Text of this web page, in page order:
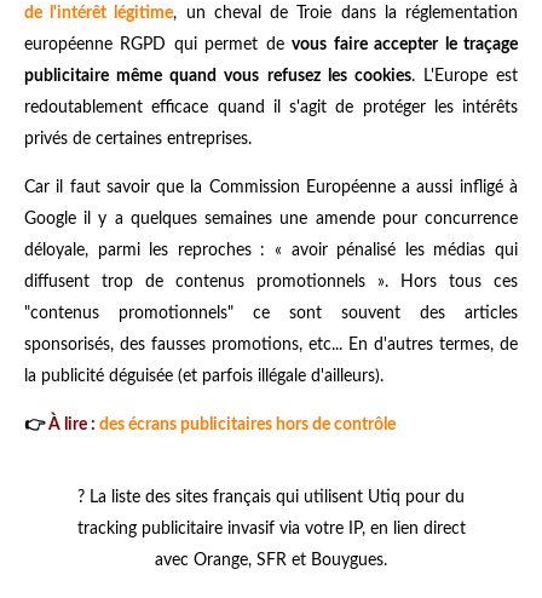
de l'intérêt légitime, un cheval de Troie dans la réglementation
européenne RGPD qui permet devous faire accepter le traçage
publicitaire même quand vous refusez les cookies. L'Europe est
redoutablement efficace quand il s'agit de protéger les intérêts
privés de certaines entreprises.
Car il faut savoir que la Commission Européenne a aussi infligé à
Google il y a quelques semaines une amende pour concurrence
déloyale, parmi les reproches : « avoir pénalisé les médias qui
diffusent trop de contenus promotionnels ». Hors tous ces
"contenus promotionnels" ce sont souvent des articles
sponsorisés, des fausses promotions, etc... En d'autres termes, de
la publicité déguisée (et parfois illégale d'ailleurs).
👉À lire : des écrans publicitaires hors de contrôle
? La liste des sites français qui utilisent Utiq pour du
tracking publicitaire invasif via votre IP, en lien direct
avec Orange, SFR et Bouygues.